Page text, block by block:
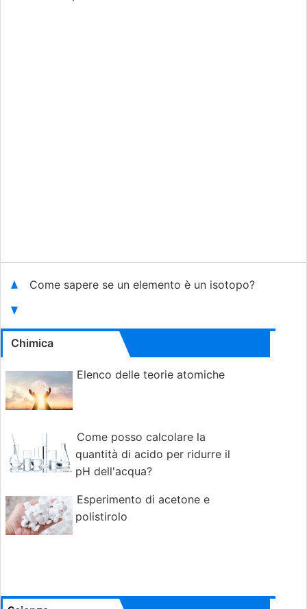
Come sapere se un elemento è un isotopo?
Chimica
Elenco delle teorie atomiche
Come posso calcolare la
quantità di acido per ridurre il
pH dell'acqua?
Esperimento di acetone e
polistirolo